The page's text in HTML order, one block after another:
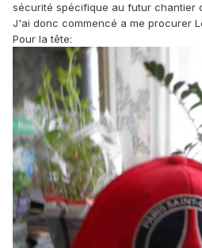
sécurité spécifique au futur chantier
J'ai donc commencé a me procurer
Pour la tête: